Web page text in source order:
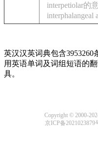
interpetiolar的
interphalangeal
英汉汉英词典包含
用英语单词及词组短语的
具。
Copyright © 2000-
京ICP备2021023879